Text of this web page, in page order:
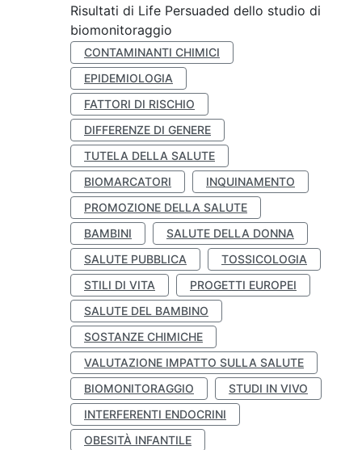
Risultati di Life Persuaded dello studio di
biomonitoraggio
CONTAMINANTI CHIMICI
EPIDEMIOLOGIA
FATTORI DI RISCHIO
DIFFERENZE DI GENERE
TUTELA DELLA SALUTE
BIOMARCATORI
INQUINAMENTO
PROMOZIONE DELLA SALUTE
BAMBINI
SALUTE DELLA DONNA
SALUTE PUBBLICA
TOSSICOLOGIA
STILI DI VITA
PROGETTI EUROPEI
SALUTE DEL BAMBINO
SOSTANZE CHIMICHE
VALUTAZIONE IMPATTO SULLA SALUTE
BIOMONITORAGGIO
STUDI IN VIVO
INTERFERENTI ENDOCRINI
OBESITÀ INFANTILE